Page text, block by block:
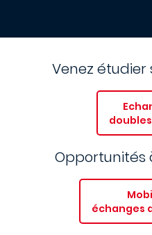
Venez
Opportunités
échanges